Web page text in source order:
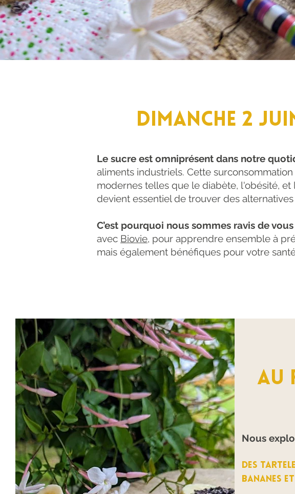
DIMANCHE 2
Le sucre est omniprésent dans notre
aliments industriels. Cette
modernes telles que le diabète, l'obésité, et
devient essentiel de trouver des
C’est pourquoi nous sommes ravis de
avec Biovie, pour apprendre ensemble à
mais également bénéfiques pour votre
au
Nous
Des
bananes